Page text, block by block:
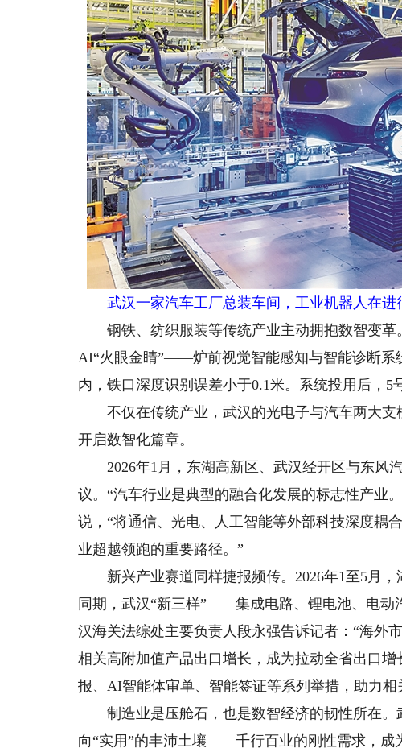
武汉一家汽车工厂总装车间，工业机器人在进
钢铁、纺织服装等传统产业主动拥抱数智变革
AI“火眼金睛”——炉前视觉智能感知与智能诊断系
内，铁口深度识别误差小于0.1米。系统投用后，5
不仅在传统产业，武汉的光电子与汽车两大支
开启数智化篇章。
2026年1月，东湖高新区、武汉经开区与东风
议。“汽车行业是典型的融合化发展的标志性产业
说，“将通信、光电、人工智能等外部科技深度耦
业超越领跑的重要路径。”
新兴产业赛道同样捷报频传。2026年1至5月，
同期，武汉“新三样”——集成电路、锂电池、电动
汉海关法综处主要负责人段永强告诉记者：“海外
相关高附加值产品出口增长，成为拉动全省出口
报、AI智能体审单、智能签证等系列举措，助力相
制造业是压舱石，也是数智经济的韧性所在。
向“实用”的丰沛土壤——千行百业的刚性需求，成